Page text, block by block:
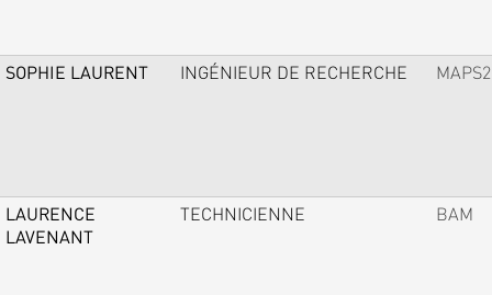
SOPHIE LAURENT INGÉNIEUR DE RECHERCHE MAPS2
LAURENCE
LAVENANT
TECHNICIENNE BAM